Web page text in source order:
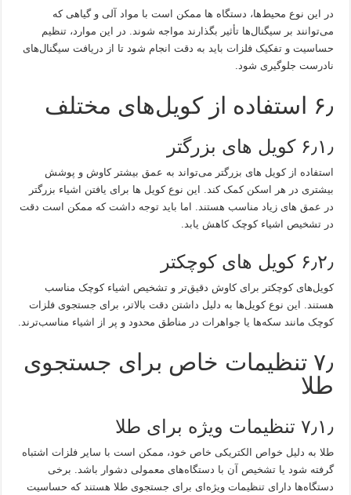
در این نوع محیط‌ها، دستگاه ها ممکن است با مواد آلی و گیاهی که
می‌توانند بر سیگنال‌ها تأثیر بگذارند مواجه شوند. در این موارد، تنظیم
حساسیت و تفکیک فلزات باید به دقت انجام شود تا از دریافت سیگنال‌های
نادرست جلوگیری شود.
۶٫ استفاده از کویل‌های مختلف
۶٫۱٫ کویل های بزرگتر
استفاده از کویل‌ های بزرگتر می‌تواند به عمق بیشتر کاوش و پوشش
بیشتری در هر اسکن کمک کند. این نوع کویل‌ ها برای یافتن اشیاء بزرگتر
در عمق‌ های زیاد مناسب هستند. اما باید توجه داشت که ممکن است دقت
در تشخیص اشیاء کوچک کاهش یابد.
۶٫۲٫ کویل های کوچکتر
کویل‌های کوچکتر برای کاوش دقیق‌تر و تشخیص اشیاء کوچک مناسب
هستند. این نوع کویل‌ها به دلیل داشتن دقت بالاتر، برای جستجوی فلزات
کوچک مانند سکه‌ها یا جواهرات در مناطق محدود و پر از اشیاء مناسب‌ترند.
۷٫ تنظیمات خاص برای جستجوی
طلا
۷٫۱٫ تنظیمات ویژه برای طلا
طلا به دلیل خواص الکتریکی خاص خود، ممکن است با سایر فلزات اشتباه
گرفته شود یا تشخیص آن با دستگاه‌های معمولی دشوار باشد. برخی
دستگاه‌ها دارای تنظیمات ویژه‌ای برای جستجوی طلا هستند که حساسیت